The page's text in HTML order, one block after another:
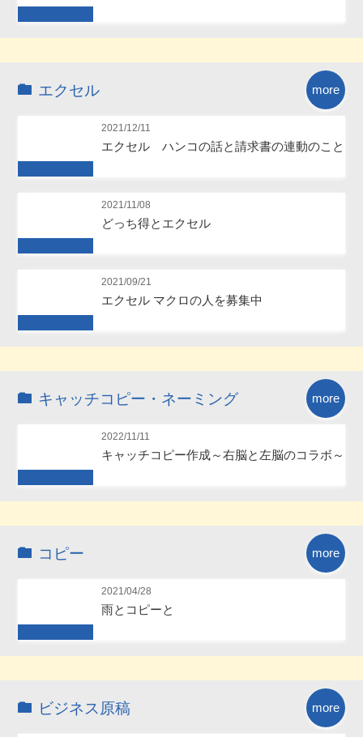
more
エクセル
2021/12/11
エクセル ハンコの話と請求書の連動のこと
2021/11/08
どっち得とエクセル
2021/09/21
エクセル マクロの人を募集中
more
キャッチコピー・ネーミング
2022/11/11
キャッチコピー作成～右脳と左脳のコラボ～
more
コピー
2021/04/28
雨とコピーと
more
ビジネス原稿